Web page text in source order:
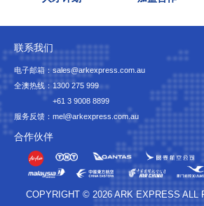
联系我们
电子邮箱：sales@arkexpress.com.au
全澳热线： 1300 275 999
+61 3 9008 8899
服务反馈：mel@arkexpress.com.au
合作伙伴
COPYRIGHT © 2026 ARK EXPRESS ALL